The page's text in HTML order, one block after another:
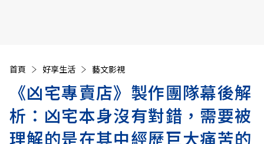
首頁 好享生活 藝文影視
《凶宅專賣店》製作團隊幕後解
析：凶宅本身沒有對錯，需要被
理解的是在其中經歷巨大痛苦的